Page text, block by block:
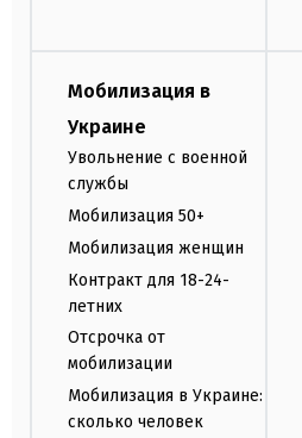
Мобилизация в
Украине
Увольнение с военной
службы
Мобилизация 50+
Мобилизация женщин
Контракт для 18-24-
летних
Отсрочка от
мобилизации
Мобилизация в Украине:
сколько человек